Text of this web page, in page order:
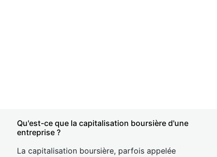
Qu'est-ce que la capitalisation boursière d'une
entreprise ?
La capitalisation boursière, parfois appelée